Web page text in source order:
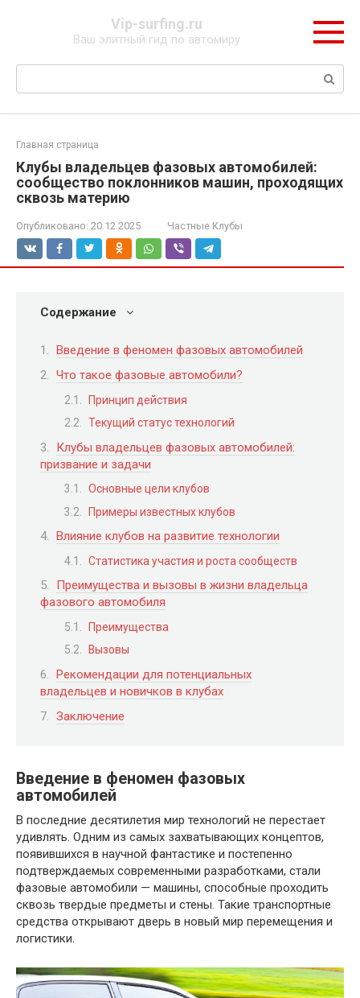
Vip-surfing.ru
Ваш элитный гид по автомиру
Поиск:
Главная страница
Клубы владельцев фазовых автомобилей:
сообщество поклонников машин, проходящих
сквозь материю
Опубликовано: 20.12.2025 Частные Клубы
Содержание
Введение в феномен фазовых автомобилей
Что такое фазовые автомобили?
Принцип действия
Текущий статус технологий
Клубы владельцев фазовых автомобилей:
призвание и задачи
Основные цели клубов
Примеры известных клубов
Влияние клубов на развитие технологии
Статистика участия и роста сообществ
Преимущества и вызовы в жизни владельца
фазового автомобиля
Преимущества
Вызовы
Рекомендации для потенциальных
владельцев и новичков в клубах
Заключение
Введение в феномен фазовых
автомобилей
В последние десятилетия мир технологий не перестает
удивлять. Одним из самых захватывающих концептов,
появившихся в научной фантастике и постепенно
подтверждаемых современными разработками, стали
фазовые автомобили — машины, способные проходить
сквозь твердые предметы и стены. Такие транспортные
средства открывают дверь в новый мир перемещения и
логистики.